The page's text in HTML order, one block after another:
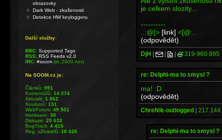
je celkem slozity...
----------
..:@]> [link] <[@:..
(odpovědět)
DjH | | | 319-960-895
re: Delphi-ma to smysl ?
ma! :D
(odpovědět)
ChreNik-outlogged |
re: Delphi-ma to smysl ?
obrazovky
Dark Web - zkušenosti
Detekce HW keyloggeru
Další služby:
BBC: Supported Tags
RSS: RSS Feeds v2.0
IRC: #soom(irc.2600.net)
Na SOOM.cz je:
Článků:991
Komentářů:14 274
Aktualit:1 862
Souborů:151
WebForum:49 501
Hardware:38
Diskuze:20 632
BugTrack:4 415
Reg. uživatelů:16 426